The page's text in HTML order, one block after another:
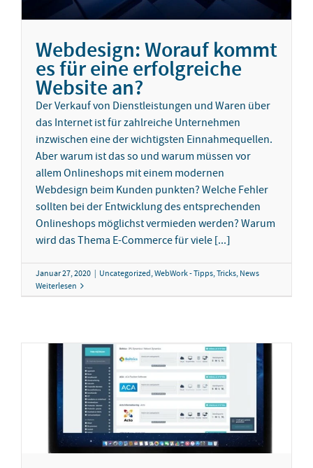
Webdesign: Worauf kommt
es für eine erfolgreiche
Website an?
Der Verkauf von Dienstleistungen und Waren über
das Internet ist für zahlreiche Unternehmen
inzwischen eine der wichtigsten Einnahmequellen.
Aber warum ist das so und warum müssen vor
allem Onlineshops mit einem modernen
Webdesign beim Kunden punkten? Welche Fehler
sollten bei der Entwicklung des entsprechenden
Onlineshops möglichst vermieden werden? Warum
wird das Thema E-Commerce für viele [...]
Januar 27, 2020 | Uncategorized,WebWork - Tipps, Tricks, News
Weiterlesen